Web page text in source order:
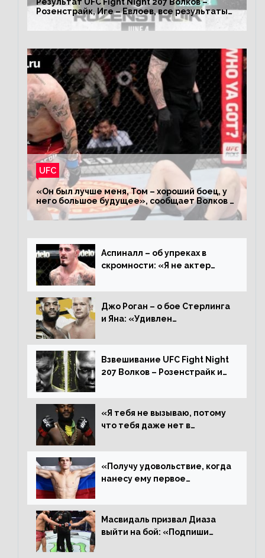
Розенстрайк, Иге – Евлоев, все результаты
турнира ЮФС ФН 207
UFC
«Он был лучше меня, Том – хороший боец, у
него большое будущее», сообщает Волков –
о поражении Аспиналлу
Аспиналл – об упреках в
скромности: «Я не актер
дерьмо»
Джо Роган – о бое Стерлинга
и Яна: «Удивлен
Алджамейн определенно
выиграл»
Взвешивание UFC Fight Night
207 Волков – Розенстрайк и
«Я тебя не вызываю, потому
что тебя даже нет в
пауза», сообщает Стерлинг
ответил Сехудо
«Получу удовольствие, когда
нанесу ему первое
Иге – про бой с Евлоевым
Масвидаль призвал Диаза
выйти на бой: «Подпиши